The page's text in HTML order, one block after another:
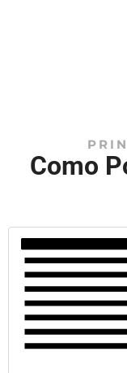
Como